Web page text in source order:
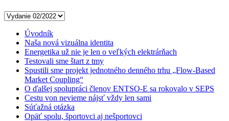
Úvodník
Naša nová vizuálna identita
Energetika už nie je len o veľkých elektrárňach
Testovali sme štart z tmy
Spustili sme projekt jednotného denného trhu „Flow-Based
Market Coupling“
O ďalšej spolupráci členov ENTSO-E sa rokovalo v SEPS
Cestu von nevieme nájsť vždy len sami
Súťažná otázka
Opäť spolu, športovci aj nešportovci